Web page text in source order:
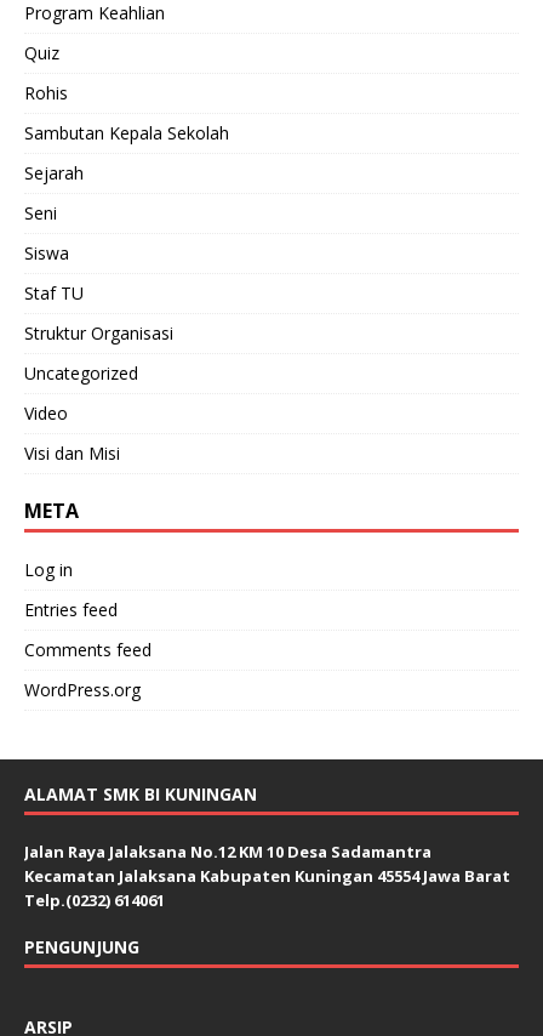
Program Keahlian
Quiz
Rohis
Sambutan Kepala Sekolah
Sejarah
Seni
Siswa
Staf TU
Struktur Organisasi
Uncategorized
Video
Visi dan Misi
META
Log in
Entries feed
Comments feed
WordPress.org
ALAMAT SMK BI KUNINGAN
Jalan Raya Jalaksana No.12 KM 10 Desa Sadamantra
Kecamatan Jalaksana Kabupaten Kuningan 45554 Jawa Barat
Telp.(0232) 614061
PENGUNJUNG
ARSIP